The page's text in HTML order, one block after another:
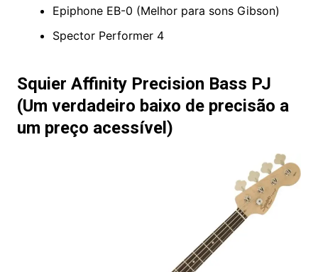
Epiphone EB-0 (Melhor para sons Gibson)
Spector Performer 4
Squier Affinity Precision Bass PJ
(Um verdadeiro baixo de precisão a
um preço acessível)